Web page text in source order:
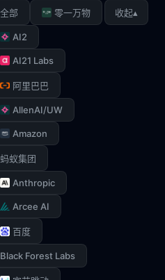
全部 零一万物
AI2
AI21 Labs
阿里巴巴
AllenAI/UW
Amazon
蚂蚁集团
Anthropic
Arcee AI
百度
Black Forest Labs
收起▴